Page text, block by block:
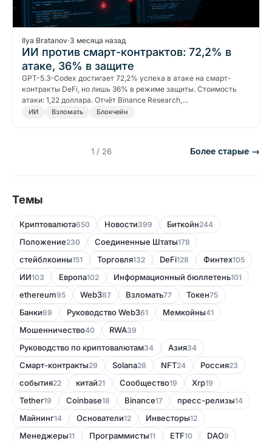
Ilya Bratanov·3 месяца назад
ИИ против смарт-контрактов: 72,2% в
атаке, 36% в защите
GPT-5.3-Codex достигает 72,2% успеха в атаке на смарт-
контракты DeFi, но лишь 36% в режиме защиты. Стоимость
атаки: 1,22 доллара. Отчёт Binance Research,…
ИИ Bзломать Блокчейн
1 / 26 Более старые →
Темы
Криптовалюта650 Новости399 Биткойн244
Положение230 Соединенные Штаты178
стейблкоины151 Торговля132 DeFi128 Финтех105
ИИ103 Европа102 Информационный бюллетень101
ethereum95 Web387 Bзломать77 Токен75
Банки69 Руководство Web361 Мемкойны41
Мошенничество40 RWA39
Руководство по криптовалютам34 Азия34
Смарт-контракты29 Solana26 NFT24 Россия23
события22 китай21 Сообщество19 Xrp19
Tether19 Coinbase18 Binance17 пресс-релизы14
Майнинг14 Основатели12 Инвесторы12
Менеджеры11 Программисты11 ETF10 DAO9